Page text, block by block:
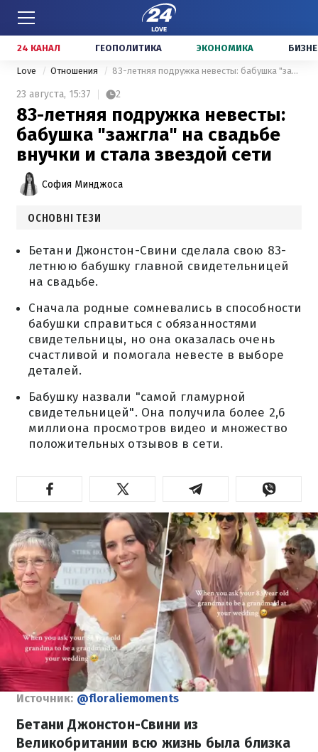
24 КАНАЛ ГЕОПОЛИТИКА ЭКОНОМИКА
Love Отношения 83-летняя подружка невесты: бабушка "зажгла" на свадьбе внучки и стала звездой сети
23 августа, 15:37 2
83-летняя подружка невесты:
бабушка "зажгла" на свадьбе
внучки и стала звездой сети
София Минджоса
ОСНОВНІ ТЕЗИ
Бетани Джонстон-Свини сделала свою 83-
летнюю бабушку главной свидетельницей
на свадьбе.
Сначала родные сомневались в способности
бабушки справиться с обязанностями
свидетельницы, но она оказалась очень
счастливой и помогала невесте в выборе
деталей.
Бабушку назвали "самой гламурной
свидетельницей". Она получила более 2,6
миллиона просмотров видео и множество
положительных отзывов в сети.
Источник: @floraliemoments
Бетани Джонстон-Свини из
Великобритании всю жизнь была близка